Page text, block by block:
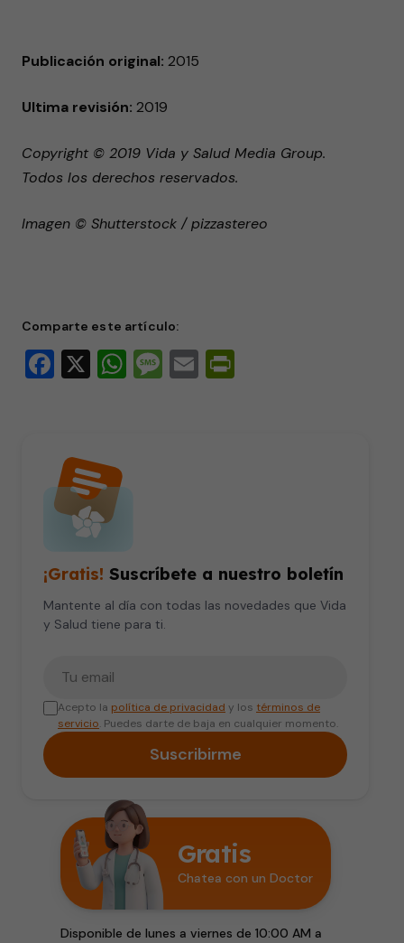
Publicación original: 2015
Ultima revisión: 2019
Copyright © 2019 Vida y Salud Media Group.
Todos los derechos reservados.
Imagen © Shutterstock / pizzastereo
Comparte este artículo:
Facebook
X WhatsApp
Message
Email
¡Gratis! Suscríbete a nuestro boletín
Mantente al día con todas las novedades que Vida
y Salud tiene para ti.
Acepto la política de privacidad y los términos de
servicio. Puedes darte de baja en cualquier momento.
Suscribirme
Gratis
Chatea con un Doctor
Disponible de lunes a viernes de 10:00 AM a